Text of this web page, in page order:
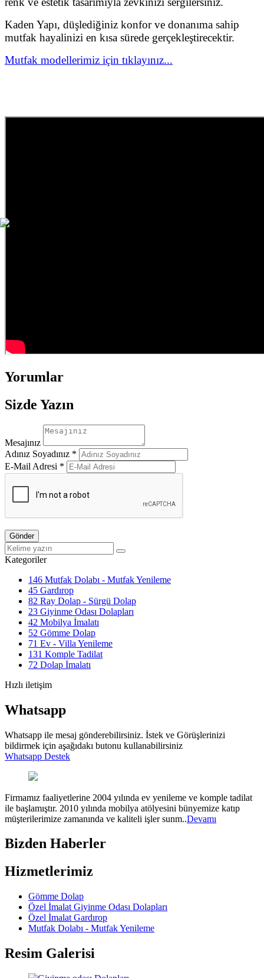
Kaden Yapı, düşlediğiniz konfor ve donanıma sahip
mutfak hayalinizi en kısa sürede gerçekleştirecektir.
Mutfak modellerimiz için tıklayınız...
Yorumlar
Sizde Yazın
Mesajınız
Adınız Soyadınız *
E-Mail Adresi *
Gönder
Kategoriler
146 Mutfak Dolabı - Mutfak Yenileme
45 Gardırop
82 Ray Dolap - Sürgü Dolap
23 Giyinme Odası Dolapları
42 Mobilya İmalatı
52 Gömme Dolap
71 Ev - Villa Yenileme
131 Komple Tadilat
72 Dolap İmalatı
Hızlı iletişim
Whatsapp
Whatsapp ile mesaj gönderebilirsiniz. İstek ve Görüşlerinizi
bildirmek için aşağıdakı butonu kullanabilirsiniz
Whatsapp Destek
Firmamız faaliyetlerine 2004 yılında ev yenileme ve komple tadilat
ile başlamıştır. 2010 yılında mobilya atölyesini bünyemize katıp
müşterilerimize zamanında ve kaliteli işler sunm..Devamı
Bizden Haberler
Hizmetlerimiz
Gömme Dolap
Özel İmalat Giyinme Odası Dolapları
Özel İmalat Gardırop
Mutfak Dolabı - Mutfak Yenileme
Resim Galerisi